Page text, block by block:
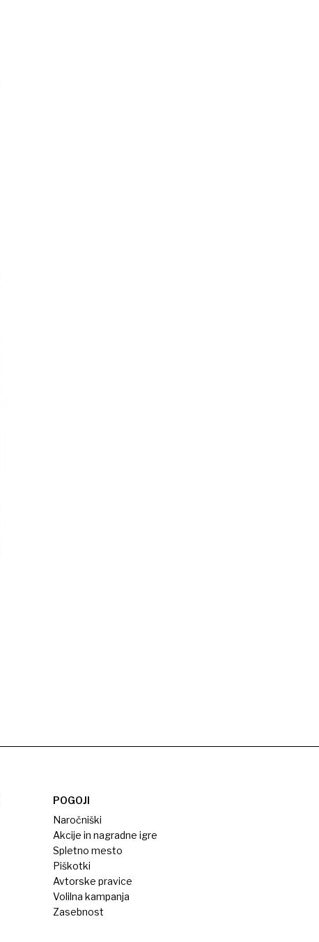
POGOJI
Naročniški
Akcije in nagradne igre
Spletno mesto
Piškotki
Avtorske pravice
Volilna kampanja
Zasebnost